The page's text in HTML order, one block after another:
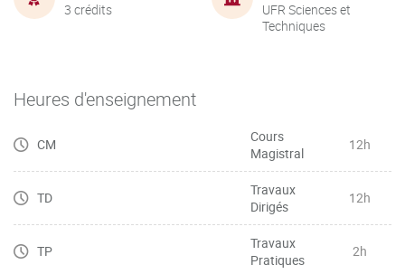
3 crédits
UFR Sciences et
Techniques
Heures d'enseignement
CM
Cours
Magistral
12h
TD
Travaux
Dirigés
12h
TP
Travaux
Pratiques
2h